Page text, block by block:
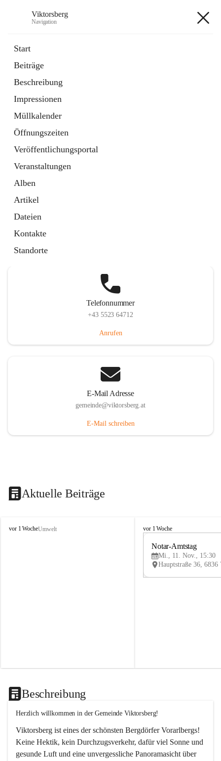
Viktorsberg
Navigation
Start
Beiträge
Beschreibung
Impressionen
Müllkalender
Öffnungszeiten
Veröffentlichungsportal
Veranstaltungen
Alben
Artikel
Dateien
Kontakte
Standorte
1 Schnellzugriff
Bürgerservice
10 Schnellzugriffe
Telefonnummer
+43 5523 64712
Anrufen
E-Mail Adresse
gemeinde@viktorsberg.at
E-Mail schreiben
Aktuelle Beiträge
V
vor 1 WocheUmwelt
V
vor 1 Woche
Notar-Amtstag
Mi., 11. Nov., 15:30
Beschreibung
Herzlich willkommen in der Gemeinde Viktorsberg!
Viktorsberg ist eines der schönsten Bergdörfer Vorarlbergs!
Keine Hektik, kein Durchzugsverkehr, dafür viel Sonne und
gesunde Luft und eine unvergessliche Panoramasicht über